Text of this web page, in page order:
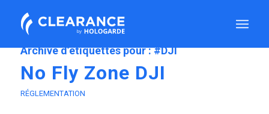
Archive d’étiquettes pour :#DJI
No Fly Zone DJI
RÉGLEMENTATION